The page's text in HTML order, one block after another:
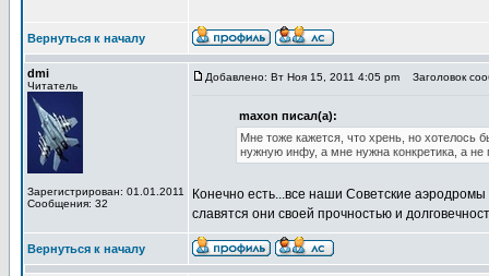
Вернуться к началу
dmi
Читатель
Зарегистрирован: 01.01.2011
Сообщения: 32
Добавлено: Вт Ноя 15, 2011 4:05 pm Заголовок
maxon писал(а):
Мне тоже кажется, что хрень, но хотелось
нужную инфу, а мне нужна конкретика, а не
Конечно есть...все наши Советские
славятся они своей прочностью и
Вернуться к началу